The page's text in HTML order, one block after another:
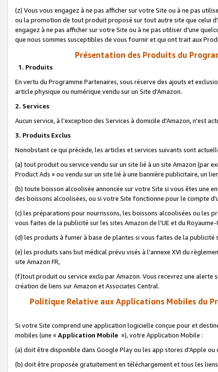
(z) Vous vous engagez à ne pas afficher sur votre Site ou à ne pas
ou la promotion de tout produit proposé sur tout autre site que celui
engagez à ne pas afficher sur votre Site ou à ne pas utiliser d’une
que nous sommes susceptibles de vous fournir et qui ont trait aux
Présentation des Produits du
1. Produits
En vertu du Programme Partenaires, sous réserve des ajouts et
article physique ou numérique vendu sur un Site d'Amazon.
2. Services
Aucun service, à l'exception des Services à domicile d'Amazon, n'est
3. Produits Exclus
Nonobstant ce qui précède, les articles et services suivants sont
(a) tout produit ou service vendu sur un site lié à un site Amazon (par
Product Ads » ou vendu sur un site lié à une bannière publicitaire, un
(b) toute boisson alcoolisée annoncée sur votre Site si vous êtes une
des boissons alcoolisées, ou si votre Site fonctionne pour le compte
(c) les préparations pour nourrissons, les boissons alcoolisées ou les
vous faites de la publicité sur les sites Amazon de l'UE et du Royaume-
(d) les produits à fumer à base de plantes si vous faites de la publicité
(e) les produits sans but médical prévu visés à l'annexe XVI du
site Amazon FR,
(f)tout produit ou service exclu par Amazon. Vous recevrez une alerte
création de liens sur Amazon et Associates Central.
Politique Relative aux Applications Mobiles du
Si votre Site comprend une application logicielle conçue pour et
mobiles (une « Application Mobile »), votre Application Mobile :
(a) doit être disponible dans Google Play ou les app stores d'Apple ou
(b) doit être proposée gratuitement en téléchargement et tous les